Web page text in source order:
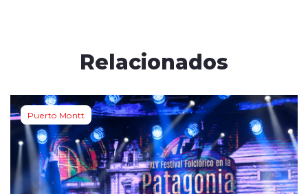
Relacionados
Puerto Montt